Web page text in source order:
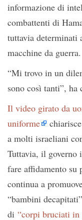
informazione di
combattenti di
tuttavia determinati
macchine da guerra.
“Mi trovo in un
sono così tanti”, ha
Il video girato da
uniforme
a molti israeliani
Tuttavia, il governo
fare affidamento su
continua a
“bambini
di “corpi bruciati